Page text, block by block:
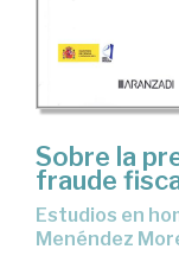
Sobre la
fraude
Estudios en homenaje al profesor Dr. D. Alejandro
Menéndez